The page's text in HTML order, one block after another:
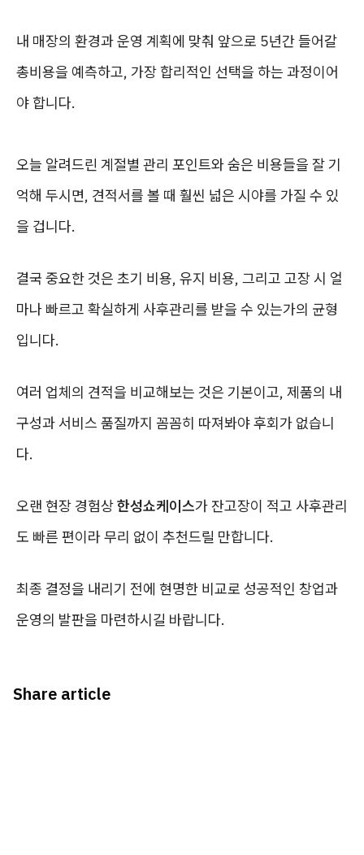
내 매장의 환경과 운영 계획에 맞춰 앞으로 5년간 들어갈
총비용을 예측하고, 가장 합리적인 선택을 하는 과정이어
야 합니다.
오늘 알려드린 계절별 관리 포인트와 숨은 비용들을 잘 기
억해 두시면, 견적서를 볼 때 훨씬 넓은 시야를 가질 수 있
을 겁니다.
결국 중요한 것은 초기 비용, 유지 비용, 그리고 고장 시 얼
마나 빠르고 확실하게 사후관리를 받을 수 있는가의 균형
입니다.
여러 업체의 견적을 비교해보는 것은 기본이고, 제품의 내
구성과 서비스 품질까지 꼼꼼히 따져봐야 후회가 없습니
다.
오랜 현장 경험상한성쇼케이스가 잔고장이 적고 사후관리
도 빠른 편이라 무리 없이 추천드릴 만합니다.
최종 결정을 내리기 전에 현명한 비교로 성공적인 창업과
운영의 발판을 마련하시길 바랍니다.
Share article